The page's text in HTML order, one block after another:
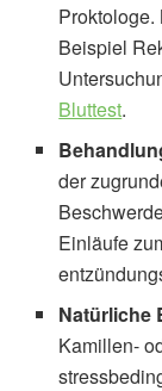
Beispiel
Bluttest.
der
Einläufe
Natürliche
Kamillen-